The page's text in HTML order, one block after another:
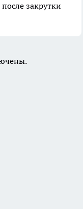
закрутки